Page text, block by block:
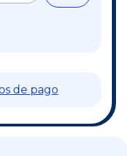
de pago